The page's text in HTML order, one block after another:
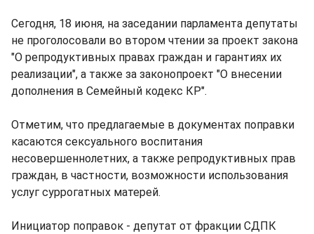
Сегодня, 18 июня, на заседании парламента депутаты
не проголосовали во втором чтении за проект закона
"О репродуктивных правах граждан и гарантиях их
реализации", а также за законопроект "О внесении
дополнения в Семейный кодекс КР".
Отметим, что предлагаемые в документах поправки
касаются сексуального воспитания
несовершеннолетних, а также репродуктивных прав
граждан, в частности, возможности использования
услуг суррогатных матерей.
Инициатор поправок - депутат от фракции СДПК